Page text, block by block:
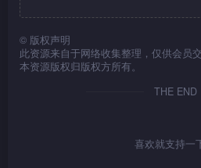
赵，赵王误中离间计，废廉颇
用赵括，以至大败，平原君唯
向信陵君求助。此际，信陵君
等人正躲于深山铸剑，信陵君
王
到
薛萦分手，回魏求安厘王出兵
救赵，安厘王拒绝，信陵君决
出兵救赵。薛萦在仲连提点
下，终把湛卢剑炼成金剑，但
如姬求助盗兵符，如姬为报恩
怒，怀疑如姬对信陵君余情未
炭
则
他
© 版权声明
此资源来自于网络收集整理，仅供会员
本资源版权归版权方所有。
THE END
喜欢就支持一